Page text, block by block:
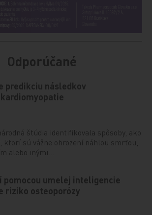
Odporúčané
predikciu následkov
štúdia identifikovala spôsoby, ako
ktorí sú vážne ohrození náhlou smrťou,
alebo inými…
pomocou umelej inteligencie
riziko osteoporózy